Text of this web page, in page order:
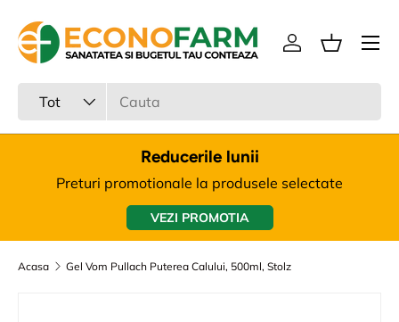
Sari la continut
Tot
Intra in cont
Cos
Meniu
Reducerile lunii
Preturi promotionale la produsele selectate
VEZI PROMOTIA
Acasa Gel Vom Pullach Puterea Calului, 500ml, Stolz